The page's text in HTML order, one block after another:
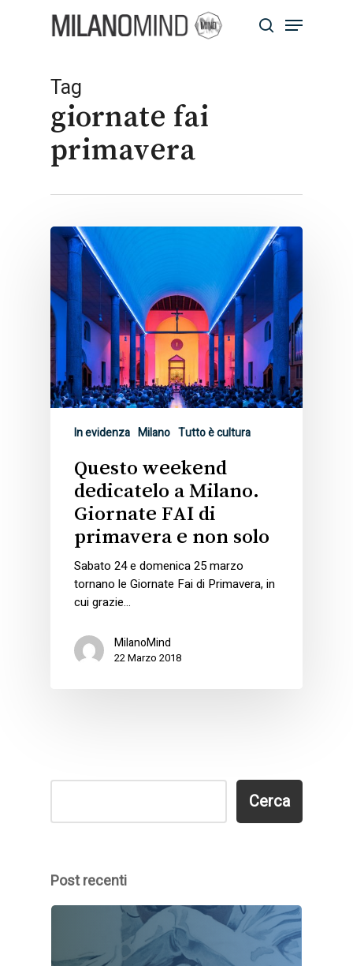
search
Menu
Tag
giornate fai
primavera
In evidenza Milano Tutto è cultura
Questo weekend
dedicatelo a Milano.
Giornate FAI di
primavera e non solo
Sabato 24 e domenica 25 marzo
tornano le Giornate Fai di Primavera, in
cui grazie…
MilanoMind
22 Marzo 2018
Cerca
Post recenti